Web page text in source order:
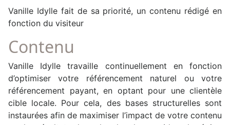
Vanille Idylle fait de sa priorité, un contenu rédigé en
fonction du visiteur
Contenu
Vanille Idylle travaille continuellement en fonction
d’optimiser votre référencement naturel ou votre
référencement payant, en optant pour une clientèle
cible locale. Pour cela, des bases structurelles sont
instaurées afin de maximiser l’impact de votre contenu